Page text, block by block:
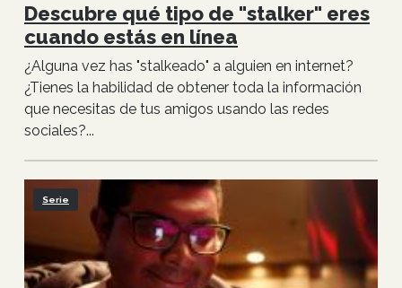
Descubre qué tipo de "stalker" eres
cuando estás en línea
¿Alguna vez has "stalkeado" a alguien en internet?
¿Tienes la habilidad de obtener toda la información
que necesitas de tus amigos usando las redes
sociales?...
Serie